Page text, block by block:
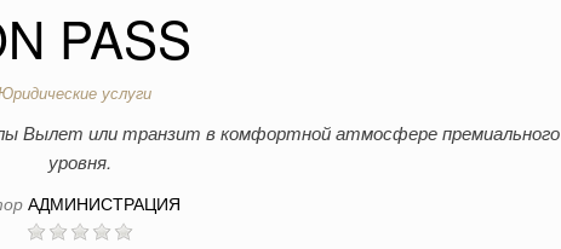
PASS
услуги
Вылет или транзит в комфортной атмосфере премиального
уровня.
АДМИНИСТРАЦИЯ